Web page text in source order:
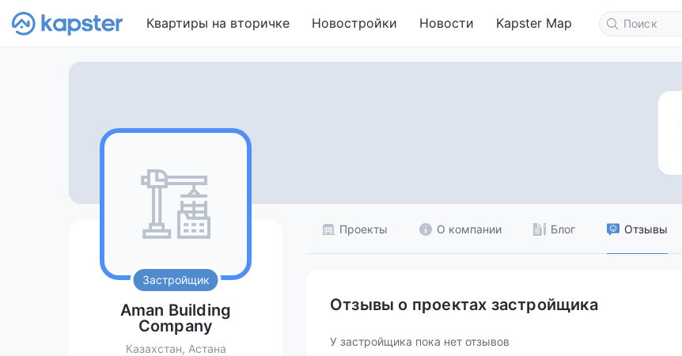
Квартиры на вторичке Новостройки Новости Kapster Map
Застройщик
Aman Building
Company
Казахстан, Астана
Проекты О компании Блог Отзывы
Отзывы о проектах застройщика
У застройщика пока нет отзывов